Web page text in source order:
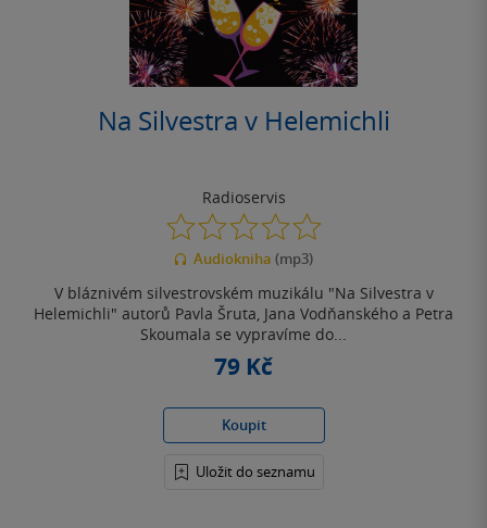
Na Silvestra v Helemichli
Radioservis
0.0
z
5
Audiokniha (mp3)
V bláznivém silvestrovském muzikálu "Na Silvestra v
Helemichli" autorů Pavla Šruta, Jana Vodňanského a Petra
Skoumala se vypravíme do...
79 Kč
Koupit
Uložit do seznamu